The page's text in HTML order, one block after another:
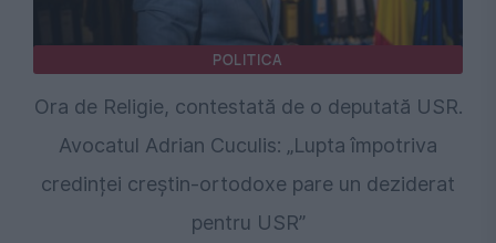
POLITICA
Ora de Religie, contestată de o deputată USR.
Avocatul Adrian Cuculis: „Lupta împotriva
credinței creștin-ortodoxe pare un deziderat
pentru USR”